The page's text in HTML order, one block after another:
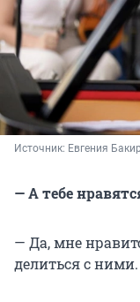
Источник: Евгения
— А тебе
— Да, мне
делиться с ними.